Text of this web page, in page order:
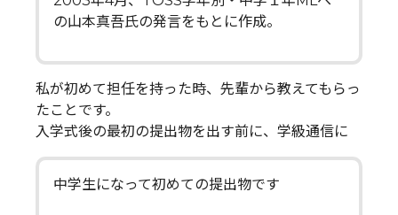
の山本真吾氏の発言をもとに作成。
私が初めて担任を持った時、先輩から教えてもらっ
たことです。
入学式後の最初の提出物を出す前に、学級通信に
中学生になって初めての提出物です